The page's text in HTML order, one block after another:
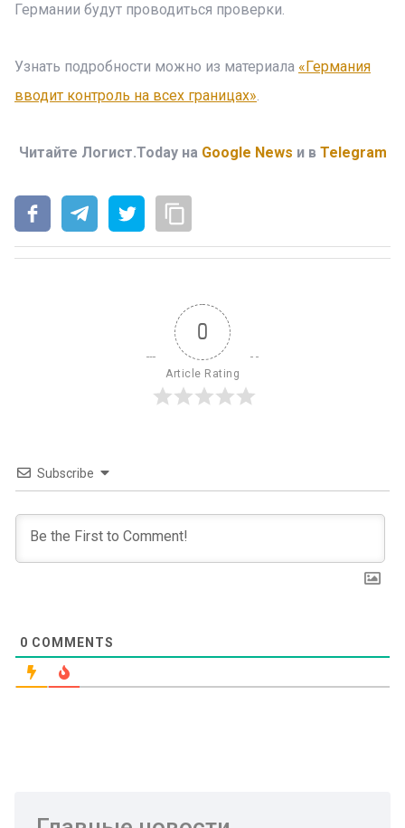
Германии будут проводиться проверки.
Узнать подробности можно из материала «Германия
вводит контроль на всех границах».
Читайте Логист.Today на Google News и в Telegram
0
Article Rating
Subscribe
0 COMMENTS